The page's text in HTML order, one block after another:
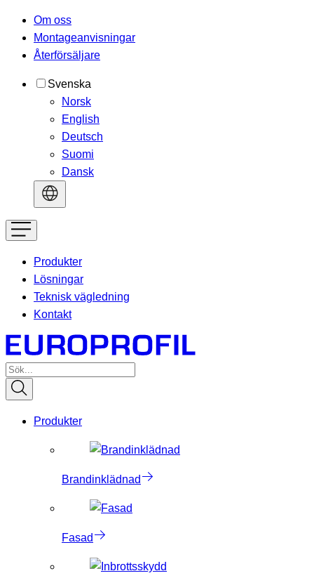
Om oss
Montageanvisningar
Återförsäljare
Svenska
Norsk
English
Deutsch
Suomi
Dansk
Produkter
Lösningar
Teknisk vägledning
Kontakt
Produkter
Brandinklädnad
Fasad